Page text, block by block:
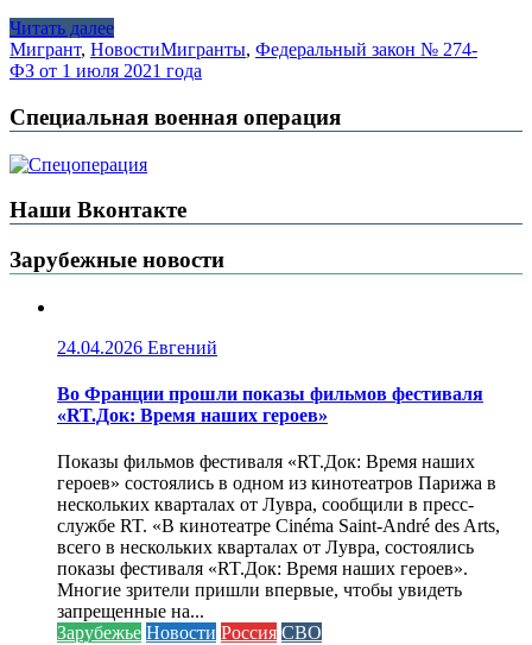
Читать далее
Мигрант, НовостиМигранты, Федеральный закон № 274-
ФЗ от 1 июля 2021 года
Специальная военная операция
Наши Вконтакте
Зарубежные новости
24.04.2026 Евгений
Во Франции прошли показы фильмов фестиваля
«RT.Док: Время наших героев»
Показы фильмов фестиваля «RT.Док: Время наших
героев» состоялись в одном из кинотеатров Парижа в
нескольких кварталах от Лувра, сообщили в пресс-
службе RT. «В кинотеатре Cinéma Saint-André des Arts,
всего в нескольких кварталах от Лувра, состоялись
показы фестиваля «RT.Док: Время наших героев».
Многие зрители пришли впервые, чтобы увидеть
запрещенные на...
Зарубежье Новости Россия СВО